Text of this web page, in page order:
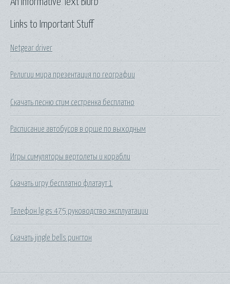
Links to Important Stuff
Netgear driver
Религии мира презентация по географии
Скачать песню стим сестренка бесплатно
Расписание автобусов в орше по выходным
Игры симуляторы вертолеты и корабли
Скачать игру бесплатно флатаут 1
Телефон lg gs 475 руководство эксплуатации
Скачать jingle bells рингтон